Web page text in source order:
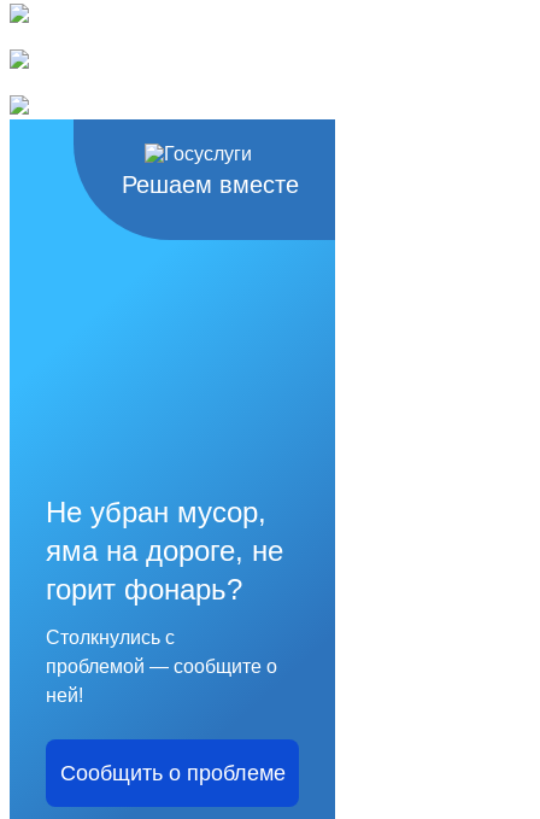
Решаем вместе
Не убран мусор,
яма на дороге, не
горит фонарь?
Столкнулись с
проблемой — сообщите о
ней!
Сообщить о проблеме